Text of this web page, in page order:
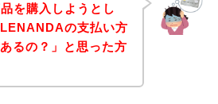
を購入しようとし
の支払い方
るの？」と思った方